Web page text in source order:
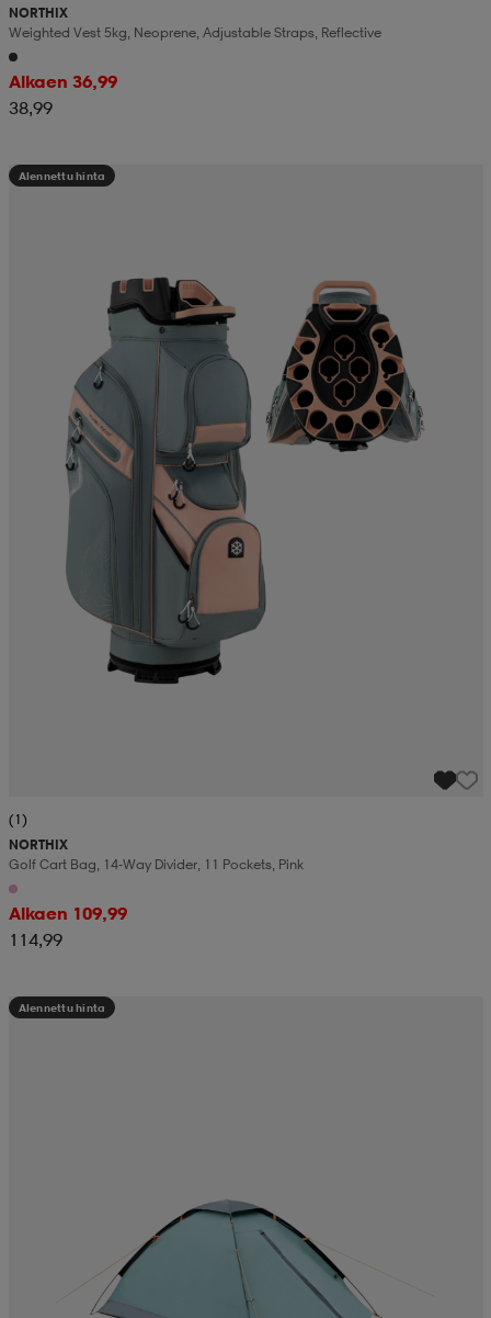
NORTHIX
Weighted Vest 5kg, Neoprene, Adjustable Straps, Reflective
Alkaen 36,99
38,99
Alennettu hinta
(1)
NORTHIX
Golf Cart Bag, 14-Way Divider, 11 Pockets, Pink
Alkaen 109,99
114,99
Alennettu hinta